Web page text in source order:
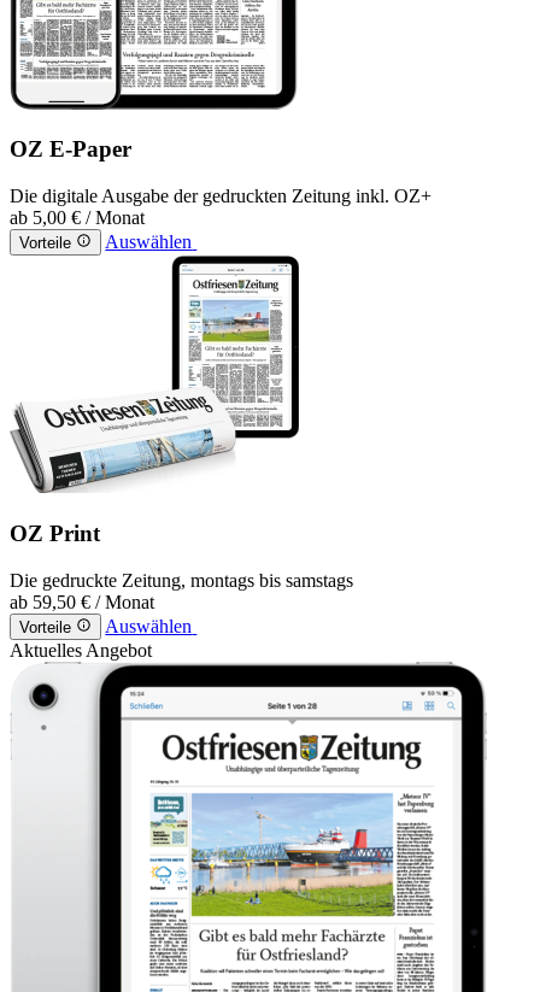
OZ E-Paper
Die digitale Ausgabe der gedruckten Zeitung inkl. OZ+
ab 5,00 € / Monat
Vorteile Auswählen
OZ Print
Die gedruckte Zeitung, montags bis samstags
ab 59,50 € / Monat
Vorteile
Auswählen
Aktuelles Angebot